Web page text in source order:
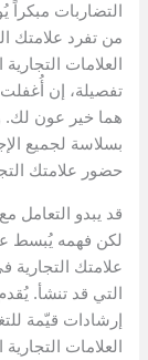
التضاربات مبكراً
من تفرد علامتك
العلامات
تفصيلة، إن
هما خير عون لك.
بسلاسة لجميع
حضور علامتك
قد يبدو التعامل
لكن فهمه يُبسط
علامتك التجارية
التي قد تنشأ.
إرشادات قيّمة
العلامات